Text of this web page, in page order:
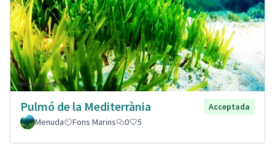
Pulmó de la Mediterrània
Acceptada
Menuda
Fons Marins 0 5